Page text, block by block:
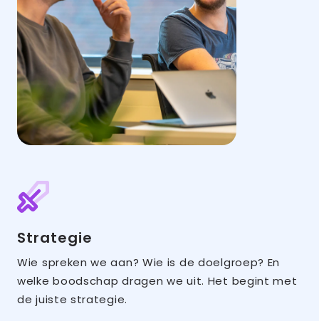
Strategie
Wie spreken we aan? Wie is de doelgroep? En
welke boodschap dragen we uit. Het begint met
de juiste strategie.